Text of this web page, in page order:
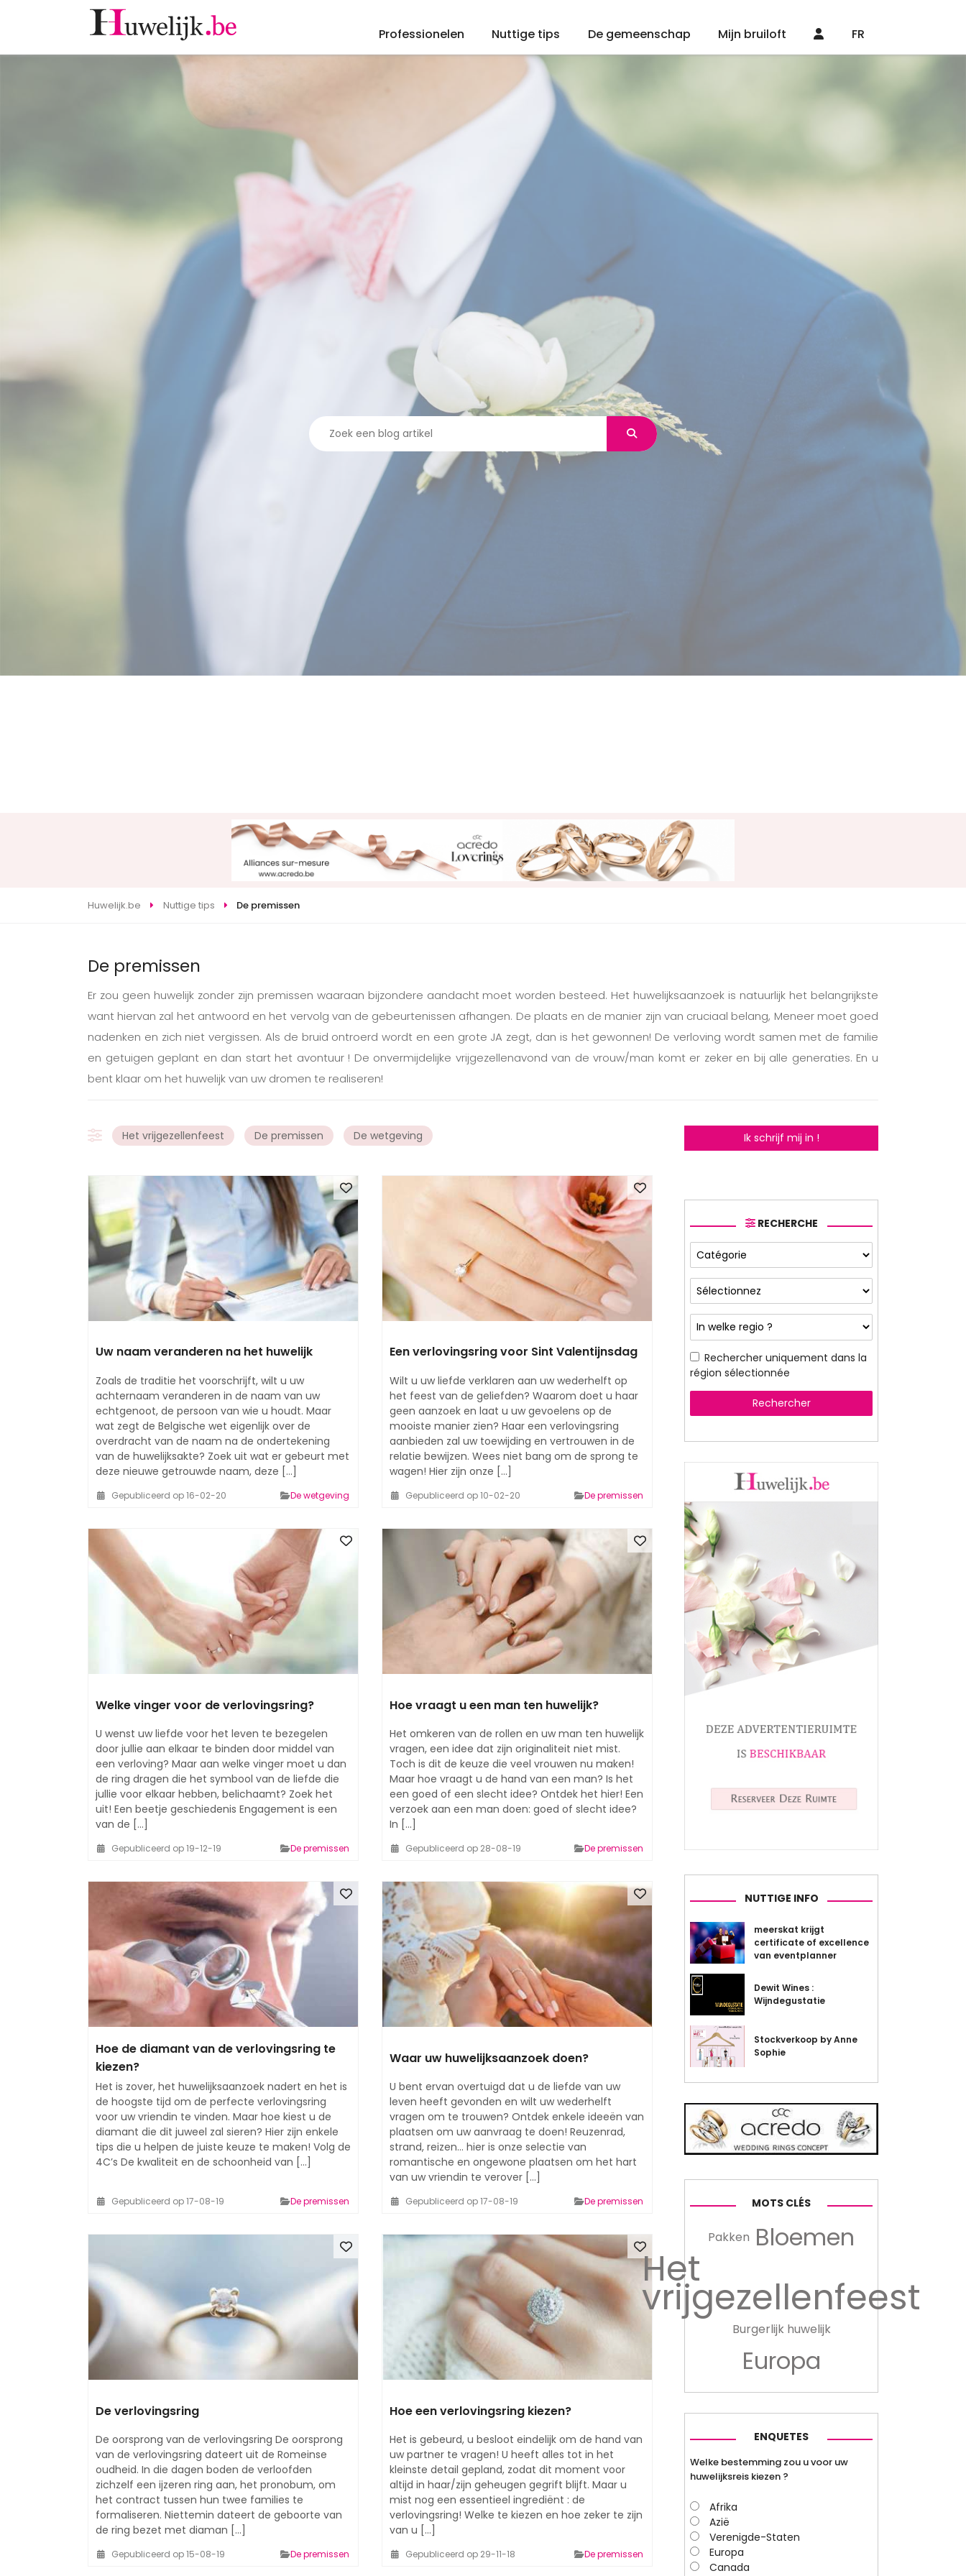
Professionelen Nuttige tips De gemeenschap Mijn bruiloft FR
Huwelijk.be Nuttige tips De premissen
De premissen
Er zou geen huwelijk zonder zijn premissen waaraan bijzondere aandacht moet worden besteed. Het huwelijksaanzoek is natuurlijk het belangrijkste
want hiervan zal het antwoord en het vervolg van de gebeurtenissen afhangen. De plaats en de manier zijn van cruciaal belang, Meneer moet goed
nadenken en zich niet vergissen. Als de bruid ontroerd wordt en een grote JA zegt, dan is het gewonnen! De verloving wordt samen met de familie
en getuigen geplant en dan start het avontuur ! De onvermijdelijke vrijgezellenavond van de vrouw/man komt er zeker en bij alle generaties. En u
bent klaar om het huwelijk van uw dromen te realiseren!
Het vrijgezellenfeest De premissen De wetgeving
Uw naam veranderen na het huwelijk
Zoals de traditie het voorschrijft, wilt u uw
achternaam veranderen in de naam van uw
echtgenoot, de persoon van wie u houdt. Maar
wat zegt de Belgische wet eigenlijk over de
overdracht van de naam na de ondertekening
van de huwelijksakte? Zoek uit wat er gebeurt met
deze nieuwe getrouwde naam, deze [...]
Gepubliceerd op 16-02-20 De wetgeving
Een verlovingsring voor Sint Valentijnsdag
Wilt u uw liefde verklaren aan uw wederhelft op
het feest van de geliefden? Waarom doet u haar
geen aanzoek en laat u uw gevoelens op de
mooiste manier zien? Haar een verlovingsring
aanbieden zal uw toewijding en vertrouwen in de
relatie bewijzen. Wees niet bang om de sprong te
wagen! Hier zijn onze [...]
Gepubliceerd op 10-02-20 De premissen
Welke vinger voor de verlovingsring?
U wenst uw liefde voor het leven te bezegelen
door jullie aan elkaar te binden door middel van
een verloving? Maar aan welke vinger moet u dan
de ring dragen die het symbool van de liefde die
jullie voor elkaar hebben, belichaamt? Zoek het
uit! Een beetje geschiedenis Engagement is een
van de [...]
Gepubliceerd op 19-12-19 De premissen
Hoe vraagt u een man ten huwelijk?
Het omkeren van de rollen en uw man ten huwelijk
vragen, een idee dat zijn originaliteit niet mist.
Toch is dit de keuze die veel vrouwen nu maken!
Maar hoe vraagt u de hand van een man? Is het
een goed of een slecht idee? Ontdek het hier! Een
verzoek aan een man doen: goed of slecht idee?
In [...]
Gepubliceerd op 28-08-19 De premissen
Hoe de diamant van de verlovingsring te
kiezen?
Het is zover, het huwelijksaanzoek nadert en het is
de hoogste tijd om de perfecte verlovingsring
voor uw vriendin te vinden. Maar hoe kiest u de
diamant die dit juweel zal sieren? Hier zijn enkele
tips die u helpen de juiste keuze te maken! Volg de
4C’s De kwaliteit en de schoonheid van [...]
Gepubliceerd op 17-08-19 De premissen
Waar uw huwelijksaanzoek doen?
U bent ervan overtuigd dat u de liefde van uw
leven heeft gevonden en wilt uw wederhelft
vragen om te trouwen? Ontdek enkele ideeën van
plaatsen om uw aanvraag te doen! Reuzenrad,
strand, reizen... hier is onze selectie van
romantische en ongewone plaatsen om het hart
van uw vriendin te verover [...]
Gepubliceerd op 17-08-19 De premissen
De verlovingsring
De oorsprong van de verlovingsring De oorsprong
van de verlovingsring dateert uit de Romeinse
oudheid. In die dagen boden de verloofden
zichzelf een ijzeren ring aan, het pronobum, om
het contract tussen hun twee families te
formaliseren. Niettemin dateert de geboorte van
de ring bezet met diaman [...]
Gepubliceerd op 15-08-19 De premissen
Hoe een verlovingsring kiezen?
Het is gebeurd, u besloot eindelijk om de hand van
uw partner te vragen! U heeft alles tot in het
kleinste detail gepland, zodat dit moment voor
altijd in haar/zijn geheugen gegrift blijft. Maar u
mist nog een essentieel ingrediënt : de
verlovingsring! Welke te kiezen en hoe zeker te zijn
van u [...]
Gepubliceerd op 29-11-18 De premissen
Ik schrijf mij in !
RECHERCHE
Rechercher uniquement dans la
région sélectionnée
Rechercher
NUTTIGE INFO
meerskat krijgt
certificate of excellence
van eventplanner
Dewit Wines :
Wijndegustatie
Stockverkoop by Anne
Sophie
MOTS CLÉS
Pakken Bloemen
Het
vrijgezellenfeest
Burgerlijk huwelijk
Europa
ENQUETES
Welke bestemming zou u voor uw
huwelijksreis kiezen ?
Afrika
Azië
Verenigde-Staten
Europa
Canada